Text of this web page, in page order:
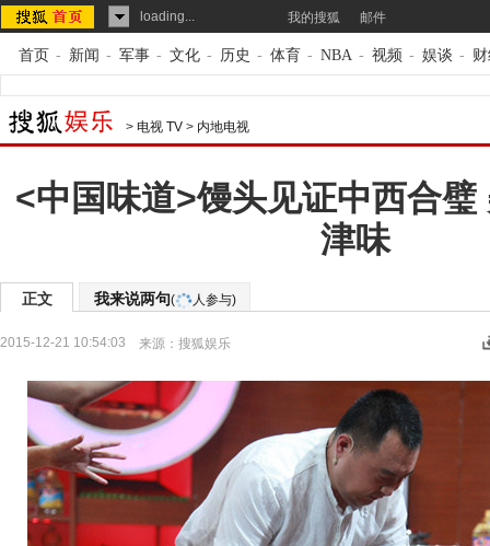
loading... 我的搜狐 邮件
首页 - 新闻 - 军事 - 文化 - 历史 - 体育 - NBA - 视频 - 娱谈 -
> 电视 TV > 内地电视
<中国味道>馒头见证中西合璧
津味
正文 我来说两句( 人参与)
2015-12-21 10:54:03 来源： 搜狐娱乐